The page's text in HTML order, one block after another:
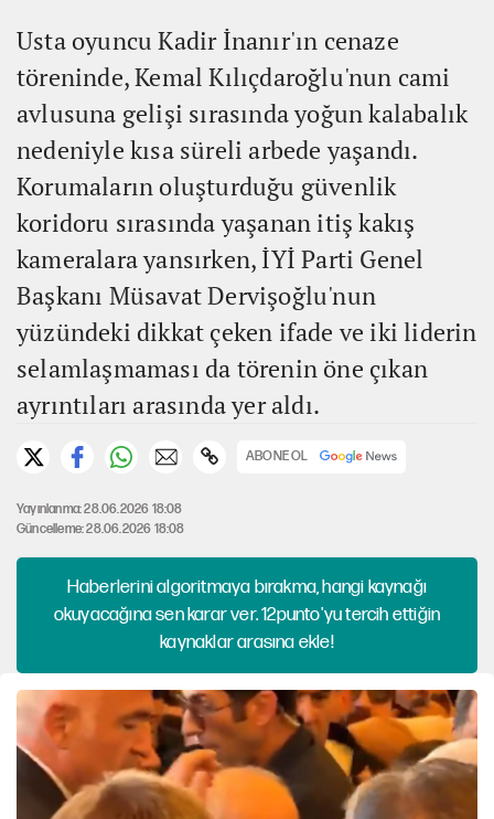
Usta oyuncu Kadir İnanır'ın cenaze
töreninde, Kemal Kılıçdaroğlu'nun cami
avlusuna gelişi sırasında yoğun kalabalık
nedeniyle kısa süreli arbede yaşandı.
Korumaların oluşturduğu güvenlik
koridoru sırasında yaşanan itiş kakış
kameralara yansırken, İYİ Parti Genel
Başkanı Müsavat Dervişoğlu'nun
yüzündeki dikkat çeken ifade ve iki liderin
selamlaşmaması da törenin öne çıkan
ayrıntıları arasında yer aldı.
ABONE OL
Yayınlanma: 28.06.2026 18:08
Güncelleme: 28.06.2026 18:08
Haberlerini algoritmaya bırakma, hangi kaynağı
okuyacağına sen karar ver. 12punto'yu tercih ettiğin
kaynaklar arasına ekle!